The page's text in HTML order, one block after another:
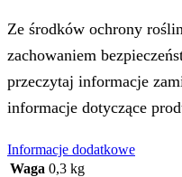
Ze środków ochrony
zachowaniem
przeczytaj informacje
informacje dotyczące
Informacje dodatkowe
Waga 0,3 kg